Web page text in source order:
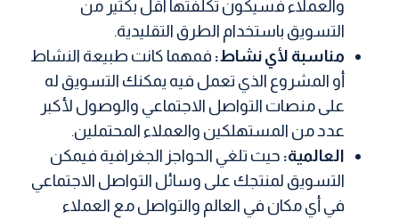
والعملاء فسيكون تكلفتها اقل بكثير من
التسويق باستخدام الطرق التقليدية.
مناسبة لأي نشاط: فمهما كانت طبيعة النشاط
أو المشروع الذي تعمل فيه يمكنك التسويق له
على منصات التواصل الاجتماعي والوصول لأكبر
عدد من المستهلكين والعملاء المحتملين.
العالمية: حيث تلغي الحواجز الجغرافية فيمكن
التسويق لمنتجك على وسائل التواصل الاجتماعي
في أي مكان في العالم والتواصل مع العملاء